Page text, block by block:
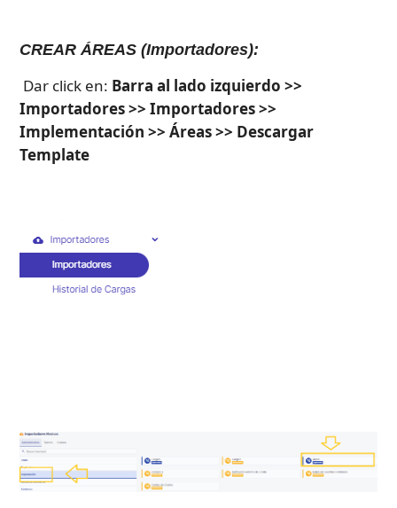
CREAR ÁREAS (Importadores):
Dar click en: Barra al lado izquierdo >>
Importadores >> Importadores >>
Implementación >> Áreas >> Descargar
Template